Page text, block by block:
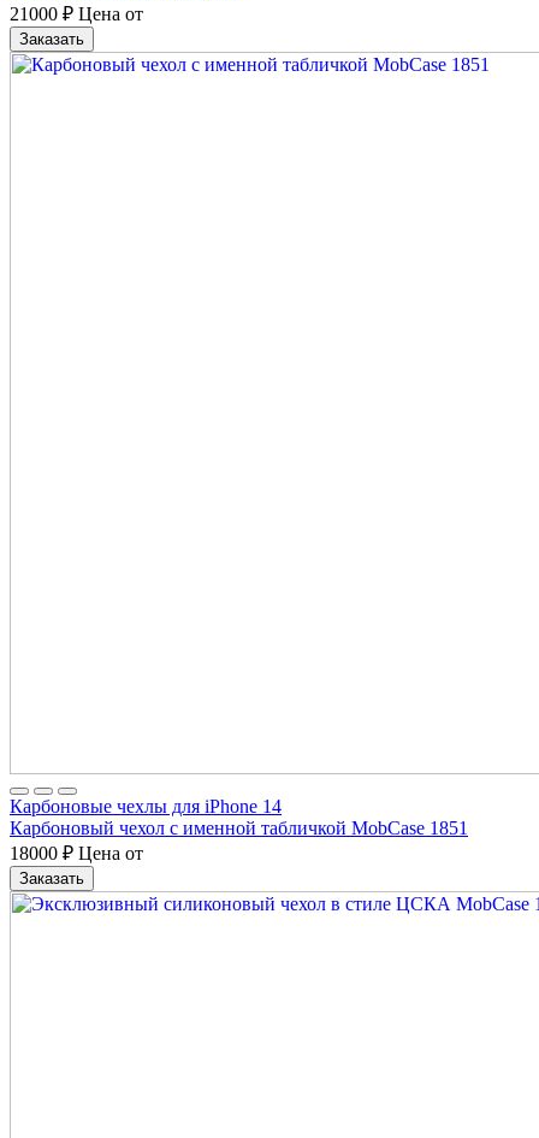
21000 ₽ Цена от
Заказать
Карбоновые чехлы для iPhone 14
Карбоновый чехол с именной табличкой MobCase 1851
18000 ₽ Цена от
Заказать